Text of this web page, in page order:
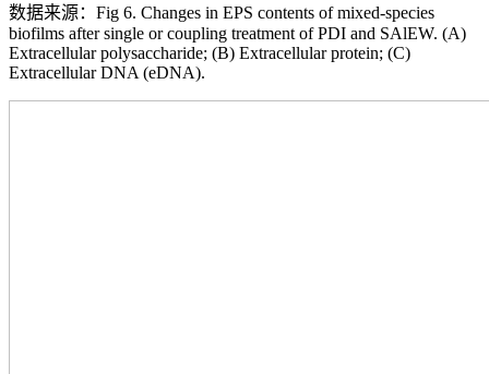
数据来源：Fig 6. Changes in EPS contents of mixed-species
biofilms after single or coupling treatment of PDI and SAlEW. (A)
Extracellular polysaccharide; (B) Extracellular protein; (C)
Extracellular DNA (eDNA).